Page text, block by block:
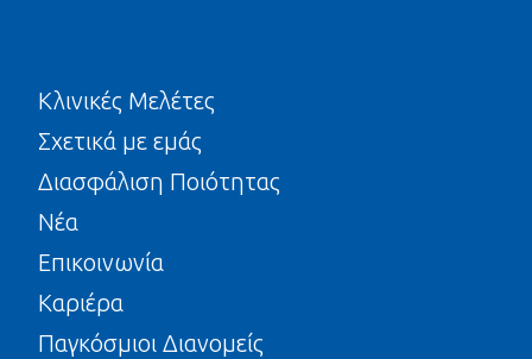
Κλινικές Μελέτες
Σχετικά με εμάς
Διασφάλιση Ποιότητας
Νέα
Επικοινωνία
Καριέρα
Παγκόσμιοι Διανομείς